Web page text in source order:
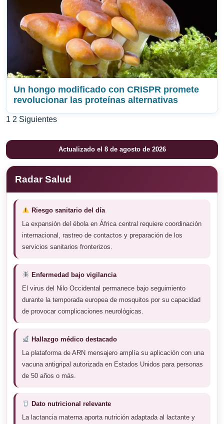
Un hongo modificado con CRISPR promete
revolucionar las proteínas alternativas
Paginación
de
entradas
1 2 Siguientes
Actualizado el 8 de agosto de 2026
Radar Salud
Riesgo sanitario del día
La expansión del ébola en África central requiere coordinación
internacional, rastreo de contactos y preparación de los
servicios sanitarios fronterizos.
Enfermedad bajo vigilancia
El virus del Nilo Occidental permanece bajo seguimiento
durante la temporada europea de mosquitos por su capacidad
de provocar complicaciones neurológicas.
Hallazgo médico destacado
La plataforma de ARN mensajero amplía su aplicación con una
vacuna antigripal autorizada en Estados Unidos para personas
de 50 años o más.
Dato nutricional relevante
La lactancia materna aporta nutrición adaptada al lactante y